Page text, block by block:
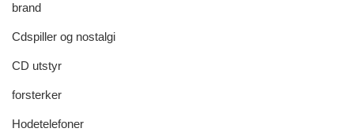
brand
Cdspiller og nostalgi
CD utstyr
forsterker
Hodetelefoner